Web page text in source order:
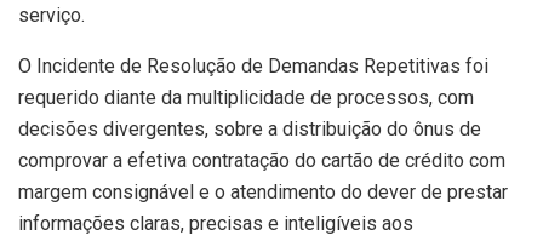
serviço.
O Incidente de Resolução de Demandas Repetitivas foi
requerido diante da multiplicidade de processos, com
decisões divergentes, sobre a distribuição do ônus de
comprovar a efetiva contratação do cartão de crédito com
margem consignável e o atendimento do dever de prestar
informações claras, precisas e inteligíveis aos